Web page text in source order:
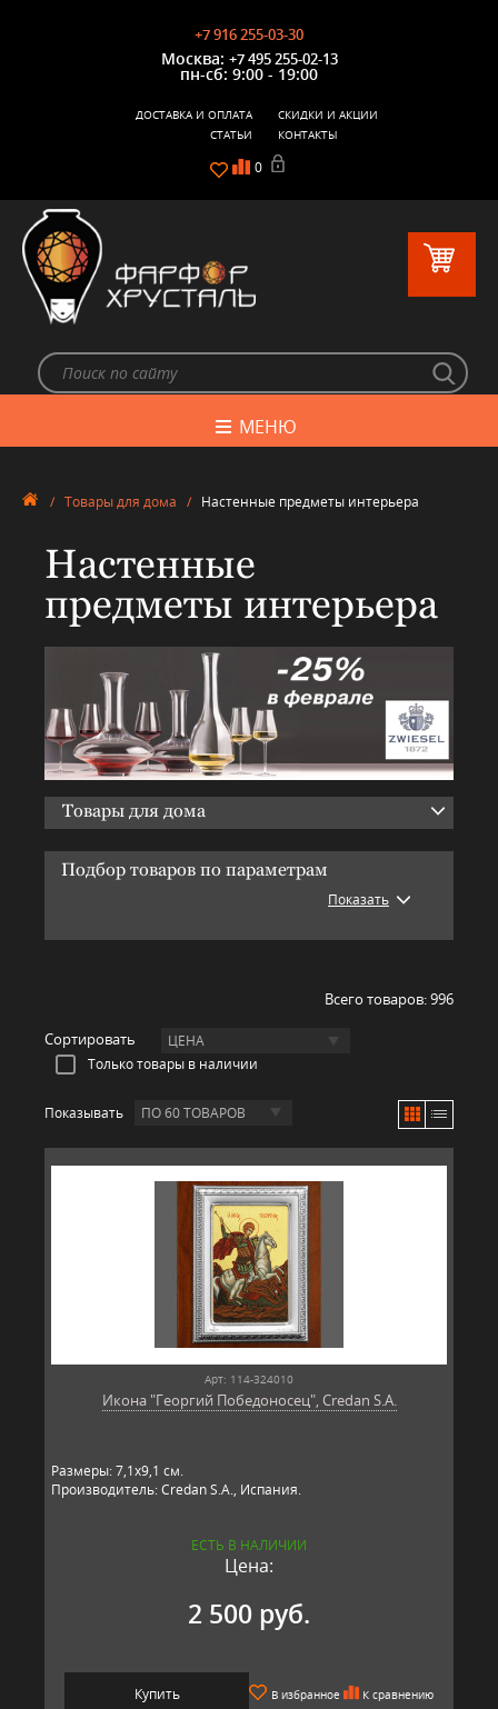
+7 916 255-03-30
Москва: +7 495 255-02-13
пн-сб: 9:00 - 19:00
0
ДОСТАВКА И ОПЛАТА
СКИДКИ И АКЦИИ
СТАТЬИ
КОНТАКТЫ
МЕНЮ
/ Товары для дома / Настенные предметы интерьера
Настенные
предметы интерьера
Товары для дома
Подбор товаров по параметрам
Показать
Всего товаров:996
Сортировать
ЦЕНА
Только товары в наличии
Показывать ПО 60 ТОВАРОВ
Арт: 114-324010
Икона "Георгий Победоносец", Credan S.A.
Размеры: 7,1х9,1 см.
Производитель: Credan S.A., Испания.
ЕСТЬ В НАЛИЧИИ
Цена:
2 500 руб.
Купить В избранное К сравнению